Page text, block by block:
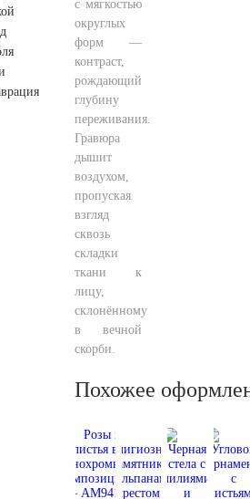
с мягкостью
округлых
форм —
контраст,
рождающий
глубину
переживания.
Гравюра
дышит
воздухом,
пропуская
взгляд
сквозь
складки
ткани к
лицу,
склонённому
в вечной
скорби.
Похожее